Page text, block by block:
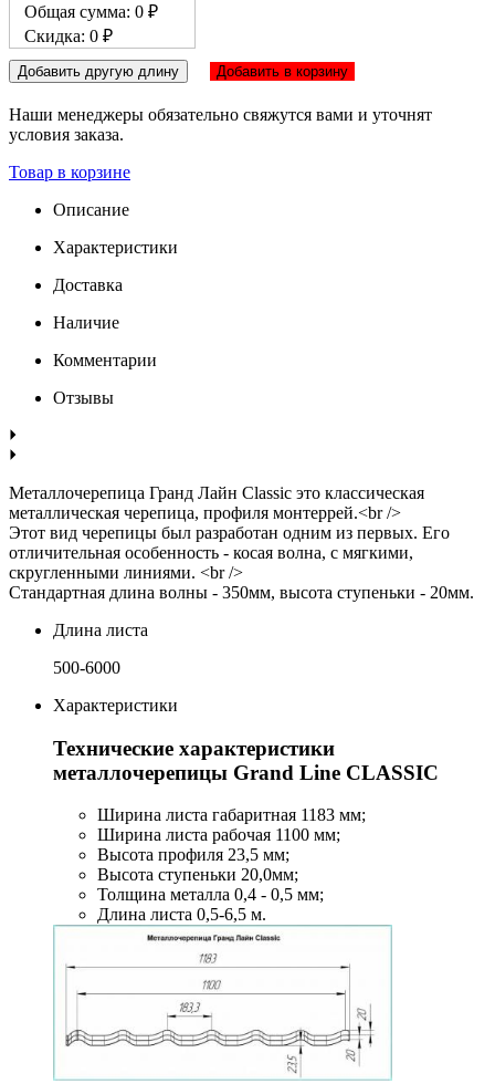
Общая сумма: 0 ₽
Скидка: 0 ₽
Добавить другую длину Добавить в корзину
Наши менеджеры обязательно свяжутся вами и уточнят
условия заказа.
Товар в корзине
Описание
Характеристики
Доставка
Наличие
Комментарии
Отзывы
Металлочерепица Гранд Лайн Classic это классическая
металлическая черепица, профиля монтеррей.<br />
Этот вид черепицы был разработан одним из первых. Его
отличительная особенность - косая волна, с мягкими,
скругленными линиями. <br />
Стандартная длина волны - 350мм, высота ступеньки - 20мм.
Длина листа
500-6000
Характеристики
Технические характеристики
металлочерепицы Grand Line CLASSIC
Ширина листа габаритная 1183 мм;
Ширина листа рабочая 1100 мм;
Высота профиля 23,5 мм;
Высота ступеньки 20,0мм;
Толщина металла 0,4 - 0,5 мм;
Длина листа 0,5-6,5 м.